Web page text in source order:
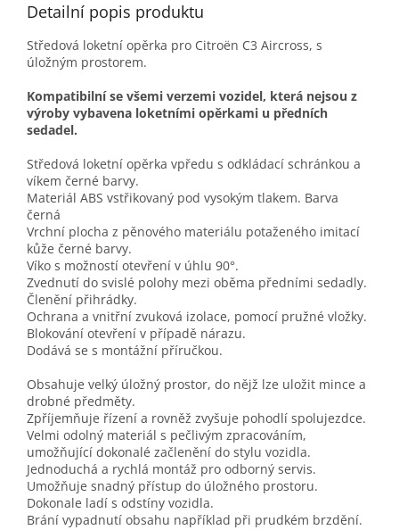
Detailní popis produktu
Středová loketní opěrka pro Citroën C3 Aircross, s
úložným prostorem.
Kompatibilní se všemi verzemi vozidel, která nejsou z
výroby vybavena loketními opěrkami u předních
sedadel.
Středová loketní opěrka vpředu s odkládací schránkou a
víkem černé barvy.
Materiál ABS vstřikovaný pod vysokým tlakem. Barva
černá
Vrchní plocha z pěnového materiálu potaženého imitací
kůže černé barvy.
Víko s možností otevření v úhlu 90°.
Zvednutí do svislé polohy mezi oběma předními sedadly.
Členění přihrádky.
Ochrana a vnitřní zvuková izolace, pomocí pružné vložky.
Blokování otevření v případě nárazu.
Dodává se s montážní příručkou.
Obsahuje velký úložný prostor, do nějž lze uložit mince a
drobné předměty.
Zpříjemňuje řízení a rovněž zvyšuje pohodlí spolujezdce.
Velmi odolný materiál s pečlivým zpracováním,
umožňující dokonalé začlenění do stylu vozidla.
Jednoduchá a rychlá montáž pro odborný servis.
Umožňuje snadný přístup do úložného prostoru.
Dokonale ladí s odstíny vozidla.
Brání vypadnutí obsahu například při prudkém brzdění.